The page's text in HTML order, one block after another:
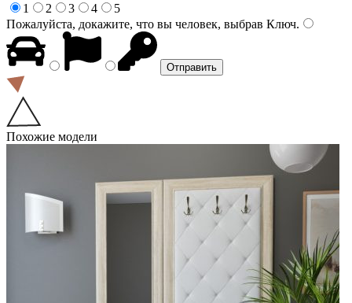
1
2 3 4
5
Пожалуйста, докажите, что вы человек, выбрав Ключ.
Похожие модели